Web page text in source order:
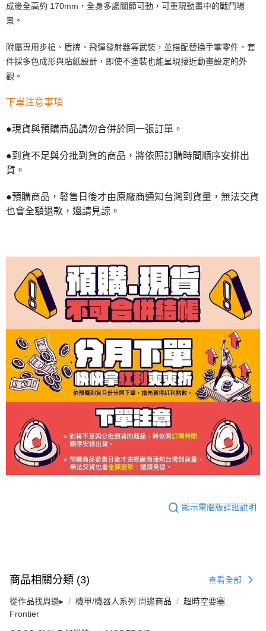
成後全高約 170mm，全身多處關節可動，可重現動畫中的戰鬥場
景。
附屬專用步槍、盾牌、飛彈發射器等武裝，並搭配替換手掌零件。套
件採多色成形與貼紙設計，即使不塗裝也能呈現接近動畫設定的外
觀。
下單注意事項
●現貨與預購商品請勿合併於同一張訂單。
●到貨不足與分批到貨的商品，將依照訂購時間順序安排出
貨。
●預購商品，發售日後才由原廠商通知台灣到貨量，無法交貨
也會全額退款，還請見諒。
顯示電腦版詳細說明
商品相關分類 (3) 查看全部
從作品找周邊▸ 機甲/機器人系列 周邊商品
超時空要塞
Frontier